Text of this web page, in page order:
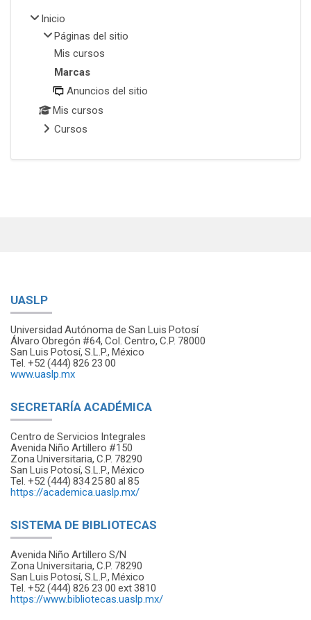
Inicio
Páginas del sitio
Mis cursos
Marcas
Anuncios del sitio
Mis cursos
Cursos
UASLP
Universidad Autónoma de San Luis Potosí
Álvaro Obregón #64, Col. Centro, C.P. 78000
San Luis Potosí, S.L.P., México
Tel. +52 (444) 826 23 00
www.uaslp.mx
SECRETARÍA ACADÉMICA
Centro de Servicios Integrales
Avenida Niño Artillero #150
Zona Universitaria, C.P. 78290
San Luis Potosí, S.L.P., México
Tel. +52 (444) 834 25 80 al 85
https://academica.uaslp.mx/
SISTEMA DE BIBLIOTECAS
Avenida Niño Artillero S/N
Zona Universitaria, C.P. 78290
San Luis Potosí, S.L.P., México
Tel. +52 (444) 826 23 00 ext 3810
https://www.bibliotecas.uaslp.mx/